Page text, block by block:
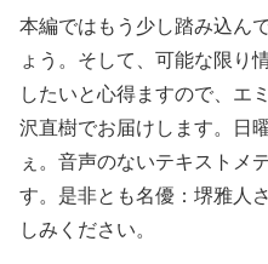
本編ではもう少し踏み込ん
ょう。そして、可能な限り
したいと心得ますので、エ
沢直樹でお届けします。日
ぇ。音声のないテキストメ
す。是非とも名優：堺雅人
しみください。